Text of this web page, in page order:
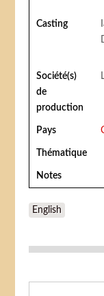
Casting
Société(s)
de
production
Pays
Thématique
Notes
English
Formulaire